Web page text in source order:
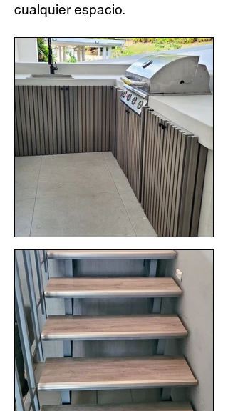
cualquier espacio.